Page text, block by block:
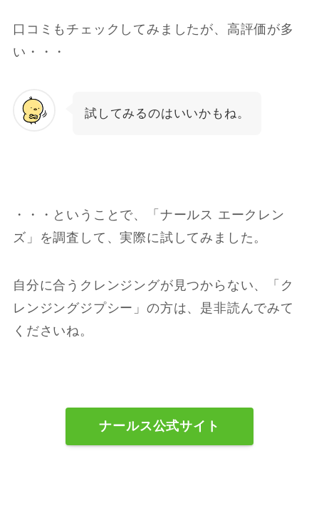
口コミもチェックしてみましたが、高評価が多
い・・・
試してみるのはいいかもね。
・・・ということで、「ナールス エークレン
ズ」を調査して、実際に試してみました。
自分に合うクレンジングが見つからない、「ク
レンジングジプシー」の方は、是非読んでみて
くださいね。
ナールス公式サイト